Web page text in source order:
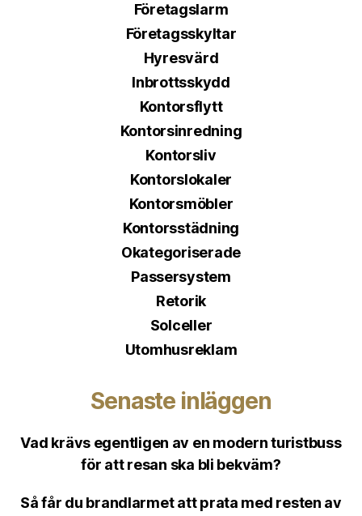
Företagslarm
Företagsskyltar
Hyresvärd
Inbrottsskydd
Kontorsflytt
Kontorsinredning
Kontorsliv
Kontorslokaler
Kontorsmöbler
Kontorsstädning
Okategoriserade
Passersystem
Retorik
Solceller
Utomhusreklam
Senaste inläggen
Vad krävs egentligen av en modern turistbuss
för att resan ska bli bekväm?
Så får du brandlarmet att prata med resten av